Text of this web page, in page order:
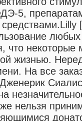
5,
что
жизнью.
На все
нельзя